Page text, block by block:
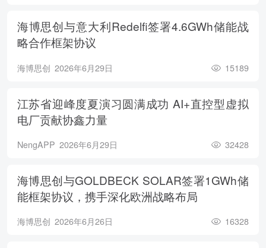
海博思创与意大利Redelfi签署4.6GWh储能战
略合作框架协议
海博思创 2026年6月29日 15189
江苏省迎峰度夏演习圆满成功 AI+直控型虚拟
电厂贡献协鑫力量
NengAPP 2026年6月29日 32428
海博思创与GOLDBECK SOLAR签署1GWh储
能框架协议，携手深化欧洲战略布局
海博思创 2026年6月26日 16328